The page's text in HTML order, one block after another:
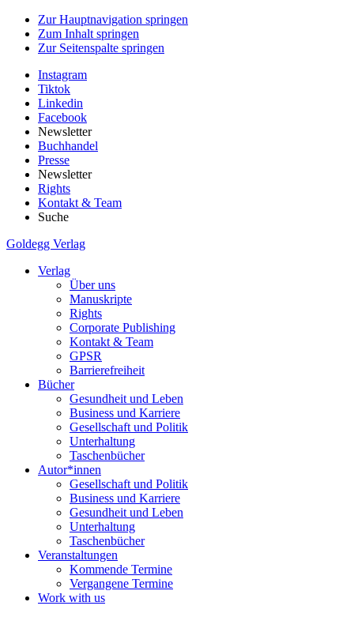
Zur Hauptnavigation springen
Zum Inhalt springen
Zur Seitenspalte springen
Instagram
Tiktok
Linkedin
Facebook
Newsletter
Buchhandel
Presse
Newsletter
Rights
Kontakt & Team
Suche
Goldegg Verlag
Verlag
Über uns
Manuskripte
Rights
Corporate Publishing
Kontakt & Team
GPSR
Barrierefreiheit
Bücher
Gesundheit und Leben
Business und Karriere
Gesellschaft und Politik
Unterhaltung
Taschenbücher
Autor*innen
Gesellschaft und Politik
Business und Karriere
Gesundheit und Leben
Unterhaltung
Taschenbücher
Veranstaltungen
Kommende Termine
Vergangene Termine
Work with us